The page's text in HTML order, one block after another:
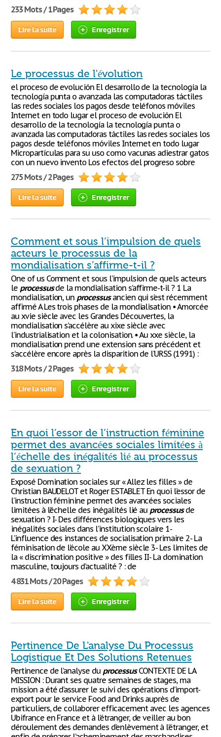
233 Mots / 1 Pages
Lire la suite Enregistrer
Le processus de l'évolution
el proceso de evolución El desarrollo de la tecnología la
tecnología punta o avanzada las computadoras táctiles
las redes sociales los pagos desde teléfonos móviles
Internet en todo lugar el proceso de evolución El
desarrollo de la tecnología la tecnología punta o
avanzada las computadoras táctiles las redes sociales los
pagos desde teléfonos móviles Internet en todo lugar
Micropartículas para su uso como vacunas adiestrar gatos
con un nuevo invento Los efectos del progreso sobre
275 Mots / 2 Pages
Lire la suite Enregistrer
Comment et sous l’impulsion de quels
acteurs le processus de la
mondialisation s’affirme-t-il ?
One of us Comment et sous l’impulsion de quels acteurs
le processusde la mondialisation s’affirme-t-il ? 1 La
mondialisation, un processusancien qui s’est récemment
affirmé A Les trois phases de la mondialisation • Amorcée
au xvie siècle avec les Grandes Découvertes, la
mondialisation s’accélère au xixe siècle avec
l’industrialisation et la colonisation. • Au xxe siècle, la
mondialisation prend une extension sans précédent et
s’accélère encore après la disparition de l’URSS (1991) :
318 Mots / 2 Pages
Lire la suite Enregistrer
En quoi l’essor de l’instruction féminine
permet des avancées sociales limitées à
l’échelle des inégalités lié au processus
de sexuation ?
Exposé Domination sociales sur « Allez les filles » de
Christian BAUDELOT et Roger ESTABLET En quoi l’essor de
l’instruction féminine permet des avancées sociales
limitées à l’échelle des inégalités lié au processusde
sexuation ? I- Des différences biologiques vers les
inégalités sociales dans l’institution scolaire 1-
L’influence des instances de socialisation primaire 2- La
féminisation de l’école au XXème siècle 3- Les limites de
la « discrimination positive » des filles II- La domination
masculine, toujours d’actualité ? : de
4 831 Mots / 20 Pages
Lire la suite Enregistrer
Pertinence De L'analyse Du Processus
Logistique Et Des Solutions Retenues
Pertinence de l’analyse du processusCONTEXTE DE LA
MISSION : Durant ses quatre semaines de stages, ma
mission a été d’assurer le suivi des opérations d’import-
export pour le service Food and Drinks auprès de
particuliers, de collaborer efficacement avec les agences
Ubifrance en France et à l’étranger, de veiller au bon
déroulement des demandes d’enlèvement à l’étranger, et